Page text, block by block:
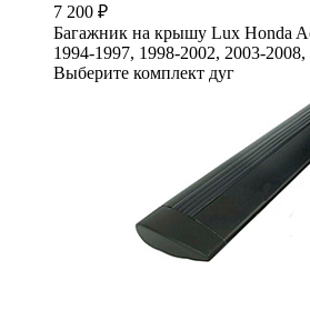
7 200 ₽
Багажник на крышу Lux Honda
1994-1997, 1998-2002, 2003-
Выберите комплект дуг